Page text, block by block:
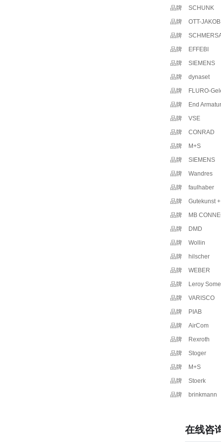
品牌
SCHUNK
品牌
OTT-JAKOB
品牌
品牌
EFFEBI
品牌
SIEMENS
品牌
dynaset
品牌
FLURO-
品牌
End
品牌
VSE
品牌
CONRAD
品牌
M+S
品牌
SIEMENS
品牌
Wandres
品牌
faulhaber
品牌
Gutekunst
品牌
MB
品牌
DMD
品牌
Wollin
品牌
hilscher
品牌
WEBER
品牌
Leroy
品牌
VARISCO
品牌
PIAB
品牌
AirCom
品牌
Rexroth
品牌
Stoger
品牌
M+S
品牌
Stoerk
品牌
brinkmann
在线咨